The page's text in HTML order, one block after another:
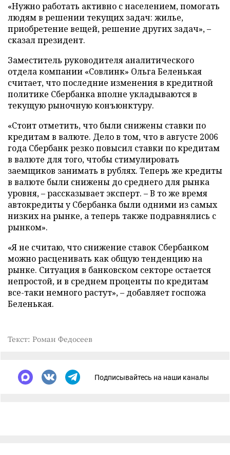
«Нужно работать активно с населением, помогать
людям в решении текущих задач: жилье,
приобретение вещей, решение других задач», –
сказал президент.
Заместитель руководителя аналитического
отдела компании «Совлинк» Ольга Беленькая
считает, что последние изменения в кредитной
политике Сбербанка вполне укладываются в
текущую рыночную конъюнктуру.
«Стоит отметить, что были снижены ставки по
кредитам в валюте. Дело в том, что в августе 2006
года Сбербанк резко повысил ставки по кредитам
в валюте для того, чтобы стимулировать
заемщиков занимать в рублях. Теперь же кредиты
в валюте были снижены до среднего для рынка
уровня, – рассказывает эксперт. – В то же время
автокредиты у Сбербанка были одними из самых
низких на рынке, а теперь также подравнялись с
рынком».
«Я не считаю, что снижение ставок Сбербанком
можно расценивать как общую тенденцию на
рынке. Ситуация в банковском секторе остается
непростой, и в среднем проценты по кредитам
все-таки немного растут», – добавляет госпожа
Беленькая.
Текст: Роман Федосеев
Подписывайтесь на наши каналы